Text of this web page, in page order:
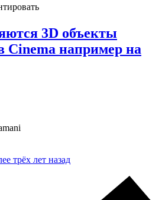
3D объекты
Cinema например на
трёх лет назад